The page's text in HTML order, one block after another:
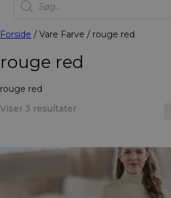
search
Forside / Vare Farve / rouge red
rouge red
rouge red
Viser 3 resultater